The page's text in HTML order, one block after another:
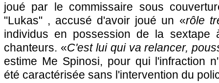
joué par le commissaire sous
"Lukas" , accusé d'avoir joué un «rôle
individus en possession de la sextape
chanteurs. «C'est lui qui va relancer,
estime Me Spinosi, pour qui l'infraction
été caractérisée sans l'intervention du